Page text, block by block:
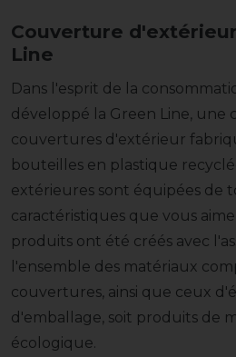
Couverture
Line
Dans l'esprit de la
développé la Green Line, une
couvertures d'extérieur
bouteilles en plastique
extérieures sont équipées de
caractéristiques que vous
produits ont été créés avec
l'ensemble des matériaux
couvertures, ainsi que ceux
d'emballage, soit produits de
écologique.